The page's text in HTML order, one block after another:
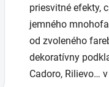
priesvitné efekty,
jemného
od zvoleného
dekoratívny
Cadoro, Rilievo…